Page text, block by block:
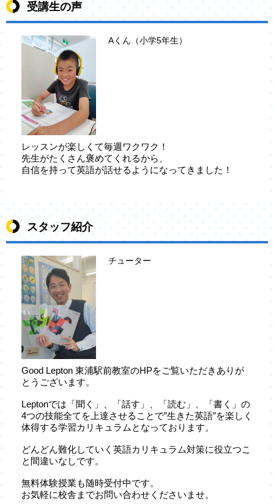
受講生の声
Aくん（小学5年生）
レッスンが楽しくて毎週ワクワク！
先生がたくさん褒めてくれるから、
自信を持って英語が話せるようになってきました！
スタッフ紹介
チューター
Good Lepton 東浦駅前教室のHPをご覧いただきありが
とうございます。
Leptonでは「聞く」、「話す」、「読む」、「書く」の
4つの技能全てを上達させることで”生きた英語”を楽しく
体得する学習カリキュラムとなっております。
どんどん難化していく英語カリキュラム対策に役立つこ
と間違いなしです。
無料体験授業も随時受付中です。
お気軽に校舎までお問い合わせくださいませ。